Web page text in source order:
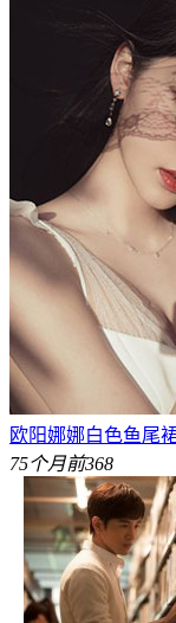
欧阳娜娜白色鱼尾
75个月前368